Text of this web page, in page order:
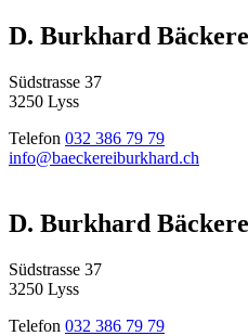
D. Burkhard
Südstrasse 37
3250 Lyss
Telefon 032 386 79 79
info@baeckereiburkhard.ch
D. Burkhard
Südstrasse 37
3250 Lyss
Telefon 032 386 79 79